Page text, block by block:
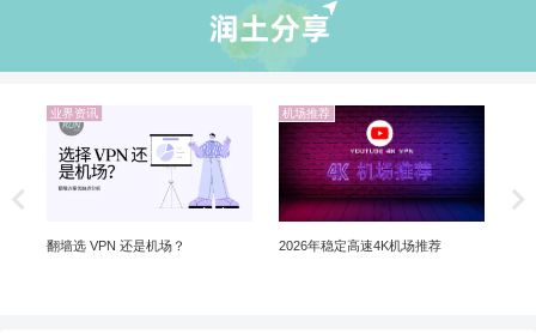
业界资讯
翻墙选 VPN 还是机场？
机场推荐
2026年稳定高速4K机场推荐